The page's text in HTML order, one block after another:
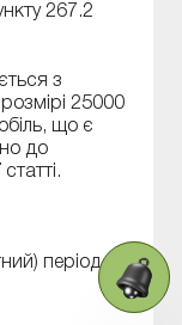
267.2
з
25000
що є
до
період